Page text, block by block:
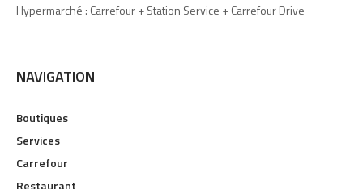
Hypermarché : Carrefour + Station Service + Carrefour Drive
NAVIGATION
Boutiques
Services
Carrefour
Restaurant